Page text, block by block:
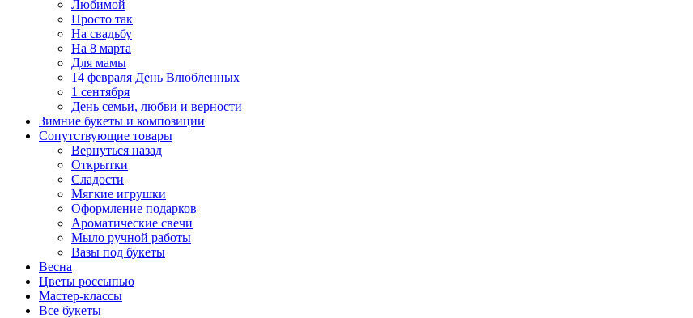
Любимой
Просто так
На свадьбу
На 8 марта
Для мамы
14 февраля День Влюбленных
1 сентября
День семьи, любви и верности
Зимние букеты и композиции
Сопутствующие товары
Вернуться назад
Открытки
Сладости
Мягкие игрушки
Оформление подарков
Ароматические свечи
Мыло ручной работы
Вазы под букеты
Весна
Цветы россыпью
Мастер-классы
Все букеты